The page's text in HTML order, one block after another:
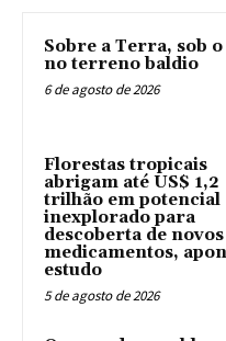
Sobre a Terra, sob o
no terreno baldio
6 de agosto de 2026
Florestas tropicais
abrigam até US$ 1,2
trilhão em potencial
inexplorado para
descoberta de novos
medicamentos,
estudo
5 de agosto de 2026